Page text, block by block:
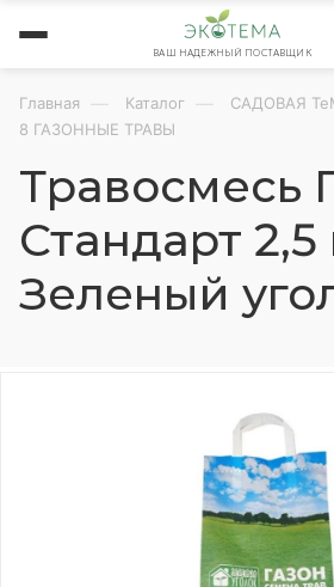
ВАШ НАДЕЖНЫЙ ПОСТАВЩИК
Главная — Каталог — САДОВАЯ
8 ГАЗОННЫЕ ТРАВЫ
Травосмесь
Стандарт 2,5
Зеленый